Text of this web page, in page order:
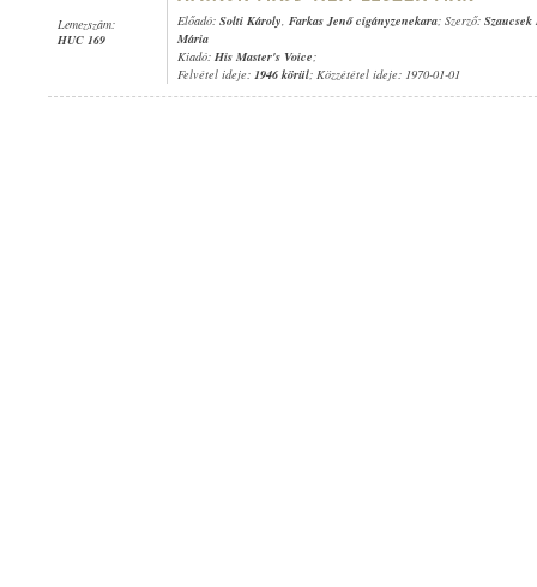
Lemezszám:
HUC 169
Előadó: Solti Károly, Farkas Jenő cigányzenekara; Szerző:
Mária
Kiadó: His Master's Voice;
Felvétel ideje: 1946 körül; Közzététel ideje: 1970-01-01